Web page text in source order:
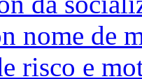
nome de
risco e